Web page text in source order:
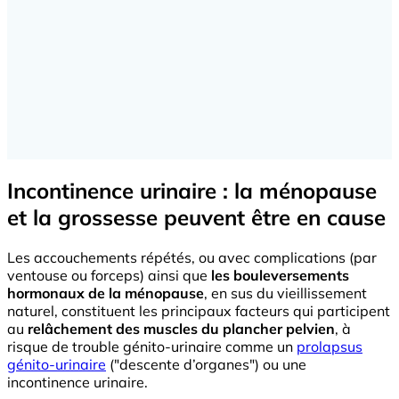
Incontinence urinaire : la ménopause
et la grossesse peuvent être en cause
Les accouchements répétés, ou avec complications (par
ventouse ou forceps) ainsi que les bouleversements
hormonaux de la ménopause, en sus du vieillissement
naturel, constituent les principaux facteurs qui participent
au relâchement des muscles du plancher pelvien, à
risque de trouble génito-urinaire comme un prolapsus
génito-urinaire ("descente d’organes") ou une
incontinence urinaire.